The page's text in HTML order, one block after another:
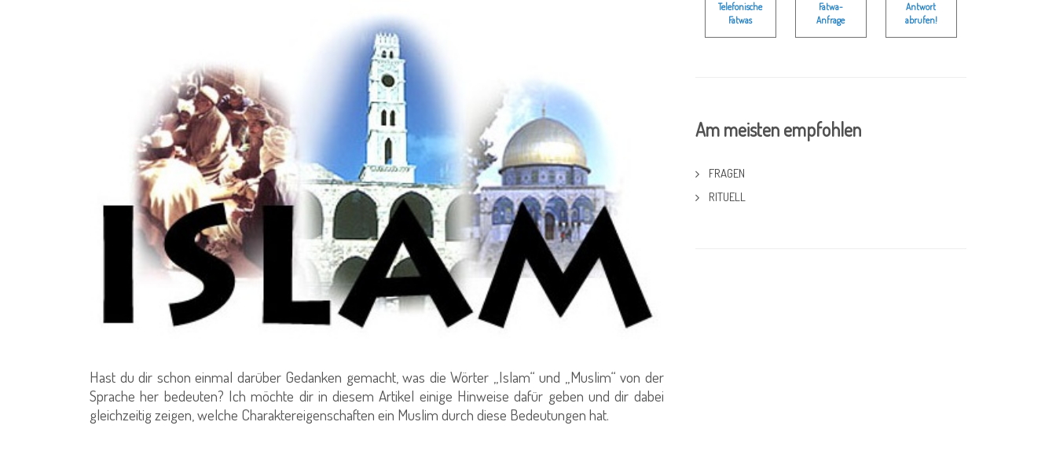
Hast du dir schon einmal darüber Gedanken gemacht, was die Wörter „Islam“ und „Muslim“ von der
Sprache her bedeuten? Ich möchte dir in diesem Artikel einige Hinweise dafür geben und dir dabei
gleichzeitig zeigen, welche Charaktereigenschaften ein Muslim durch diese Bedeutungen hat.
Telefonische
Fatwas
Fatwa-
Anfrage
Antwort
abrufen!
Am meisten empfohlen
FRAGEN
RITUELL